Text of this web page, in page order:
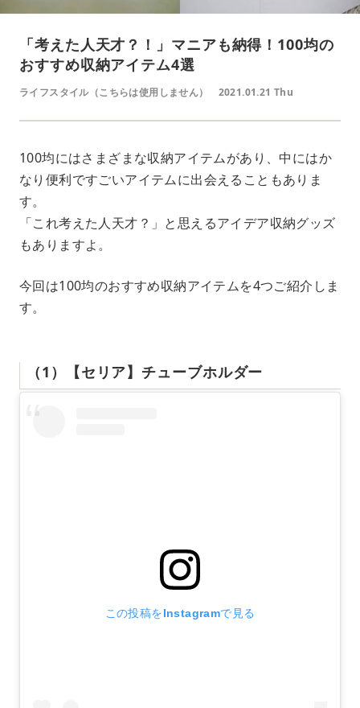
「考えた人天才？！」マニアも納得！100均の
おすすめ収納アイテム4選
ライフスタイル（こちらは使用しません） 2021.01.21 Thu
100均にはさまざまな収納アイテムがあり、中にはか
なり便利ですごいアイテムに出会えることもありま
す。
「これ考えた人天才？」と思えるアイデア収納グッズ
もありますよ。
今回は100均のおすすめ収納アイテムを4つご紹介しま
す。
（1）【セリア】チューブホルダー
この投稿をInstagramで見る